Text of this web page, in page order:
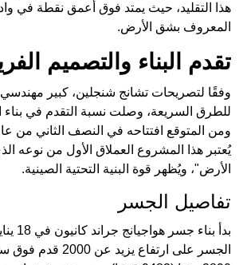
هذا التقليد، حيث يمتد فوق أعمق نقطة في
المعروف بشق الأرض.
تقدم البناء والتصميم
وفقًا لتصريحات تشانج شنجلين، كبير
يُعتبر هذا المشروع العملاق الأول من نوعه
الأرض"، ويُظهر قوة البنية التحتية الصينية.
تفاصيل الجسر
الجسر على ارتفاع